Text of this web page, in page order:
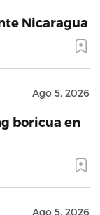
Nicaragua
Ago 5, 2026
boricua en
Ago 5, 2026